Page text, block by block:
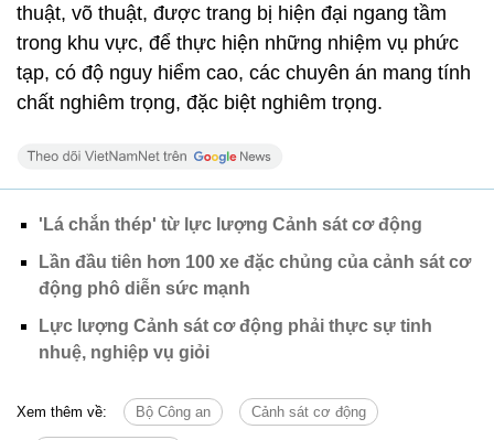
thuật, võ thuật, được trang bị hiện đại ngang tầm
trong khu vực, để thực hiện những nhiệm vụ phức
tạp, có độ nguy hiểm cao, các chuyên án mang tính
chất nghiêm trọng, đặc biệt nghiêm trọng.
'Lá chắn thép' từ lực lượng Cảnh sát cơ động
Lần đầu tiên hơn 100 xe đặc chủng của cảnh sát cơ
động phô diễn sức mạnh
Lực lượng Cảnh sát cơ động phải thực sự tinh
nhuệ, nghiệp vụ giỏi
Xem thêm về: Bộ Công an Cảnh sát cơ động